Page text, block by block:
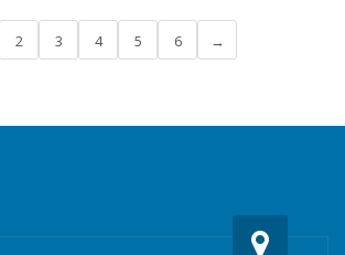
2 3 4 5 6 →